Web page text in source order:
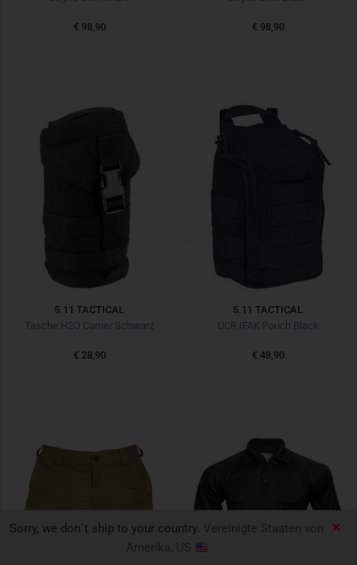
Sorry, we don´t ship to your country. Vereinigte Staaten von
Amerika, US
€ 98,90 € 98,90
5.11 TACTICAL
Tasche H2O Carrier Schwarz
€ 28,90
5.11 TACTICAL
UCR IFAK Pouch Black
€ 48,90